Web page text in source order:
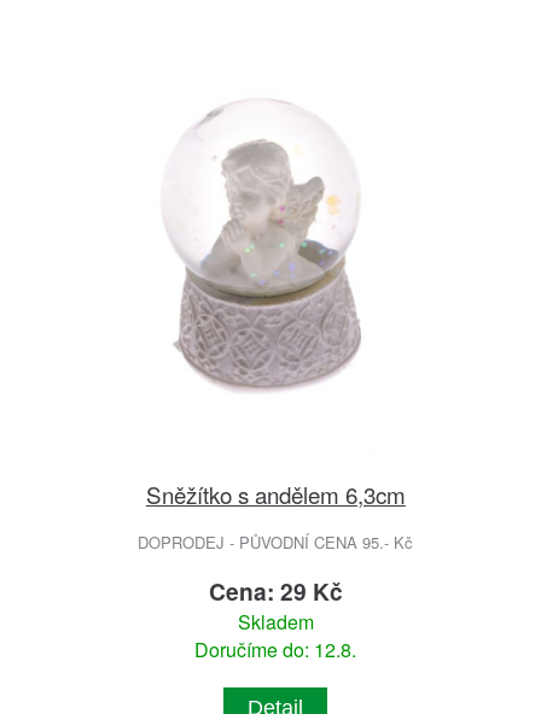
Sněžítko s andělem 6,3cm
DOPRODEJ - PŮVODNÍ CENA 95.- Kč
Cena: 29 Kč
Skladem
Doručíme do: 12.8.
Detail